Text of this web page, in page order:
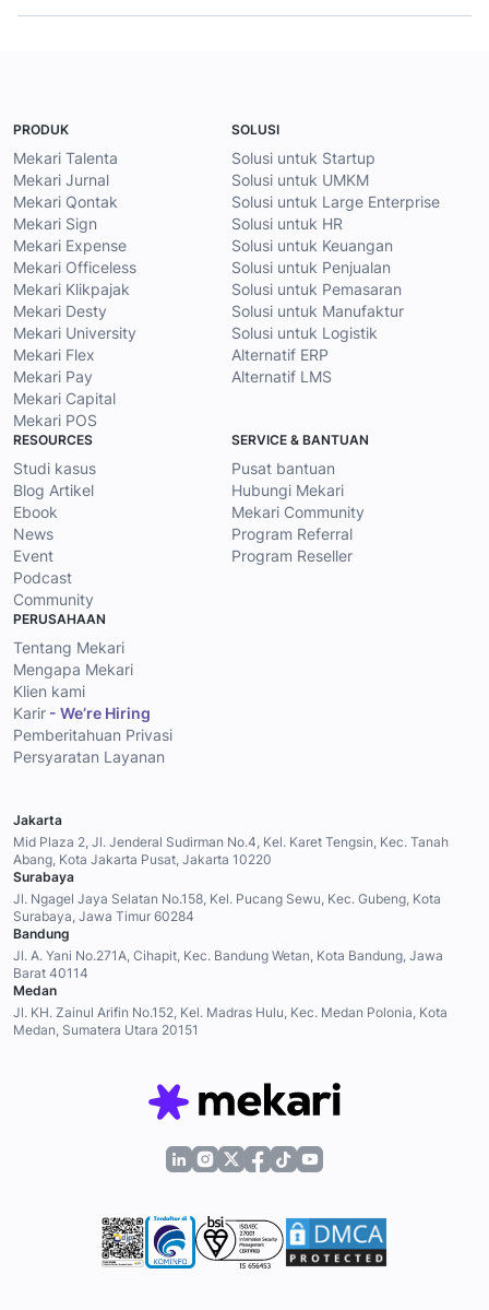
PRODUK
Mekari Talenta
Mekari Jurnal
Mekari Qontak
Mekari Sign
Mekari Expense
Mekari Officeless
Mekari Klikpajak
Mekari Desty
Mekari University
Mekari Flex
Mekari Pay
Mekari Capital
Mekari POS
SOLUSI
Solusi untuk Startup
Solusi untuk UMKM
Solusi untuk Large Enterprise
Solusi untuk HR
Solusi untuk Keuangan
Solusi untuk Penjualan
Solusi untuk Pemasaran
Solusi untuk Manufaktur
Solusi untuk Logistik
Alternatif ERP
Alternatif LMS
RESOURCES
Studi kasus
Blog Artikel
Ebook
News
Event
Podcast
Community
SERVICE & BANTUAN
Pusat bantuan
Hubungi Mekari
Mekari Community
Program Referral
Program Reseller
PERUSAHAAN
Tentang Mekari
Mengapa Mekari
Klien kami
Karir - We’re Hiring
Pemberitahuan Privasi
Persyaratan Layanan
Jakarta
Mid Plaza 2, Jl. Jenderal Sudirman No.4, Kel. Karet Tengsin, Kec. Tanah
Abang, Kota Jakarta Pusat, Jakarta 10220
Surabaya
Jl. Ngagel Jaya Selatan No.158, Kel. Pucang Sewu, Kec. Gubeng, Kota
Surabaya, Jawa Timur 60284
Bandung
Jl. A. Yani No.271A, Cihapit, Kec. Bandung Wetan, Kota Bandung, Jawa
Barat 40114
Medan
Jl. KH. Zainul Arifin No.152, Kel. Madras Hulu, Kec. Medan Polonia, Kota
Medan, Sumatera Utara 20151